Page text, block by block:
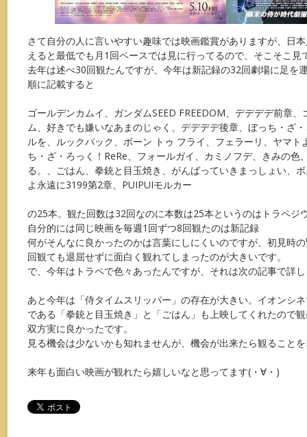
さて自分の人に言いやすい趣味では映画鑑賞がありますが、日
えると最低でも月1回ペースでは見に行ってるので、そこそこ見
去年は述べ30回観たんですが、今年は新記録の32回劇場に足を
順に記載すると
ゴールデンカムイ、ガンダムSEED FREEDOM、デデデデ前章
ム、好きでも嫌いなあまのじゃく、デデデデ後章、ぼっち・ざ
ルを、ルックバック、ボーン トゥ フライ、フェラーリ、ヤマト
ち・ざ・ろっく！ReRe、フォールガイ、カミノフデ、きみの色
る。、ごはん、拳銃と目玉焼き、がんばっていきまっしょい、
よ永遠に3199第2章、PUIPUIモルカー
の25本。観た回数は32回なのに本数は25本というのはトラペジ
自分的には同じ映画を毎週1回ずつ8回観たのは新記録
何がそんなに良かったのかは言葉にしにくいのですが、初見時
回観ても退屈せずに面白く観れてしまったのが大きいです。
で、今年はトラペで色々あったんですが、それは次の記事で詳
あと今年は「侍タイムスリッパー」の存在が大きい。イオンシ
である「拳銃と目玉焼き」と「ごはん」も上映してくれたので
双方実に良かったです。
見る機会は少ないかも知れませんが、機会が出来たら観ること
来年も面白い映画が観れたら嬉しいなと思ってます(・∀・)